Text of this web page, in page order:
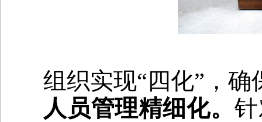
组织实现“四化”，
人员管理精细化。